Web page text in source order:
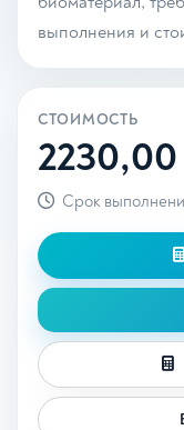
выполнения и
СТОИМОСТЬ
2230,00
Срок